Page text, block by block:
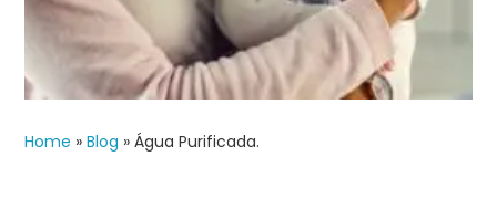
Home »Blog »Água Purificada.